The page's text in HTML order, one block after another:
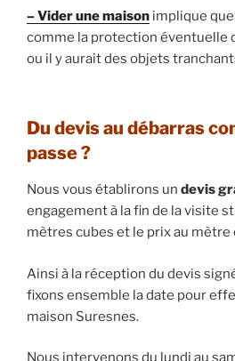
– Vider une maison implique
comme la protection éventuelle
ou il y aurait des objets
Du devis au débarras
passe ?
Nous vous établirons un devis
engagement à la fin de la visite
mètres cubes et le prix au mètre
Ainsi à la réception du devis
fixons ensemble la date pour
maison Suresnes.
Nous intervenons du lundi au